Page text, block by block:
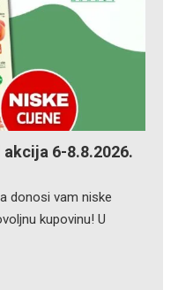
6-8.8.2026.
donosi vam niske
kupovinu! U